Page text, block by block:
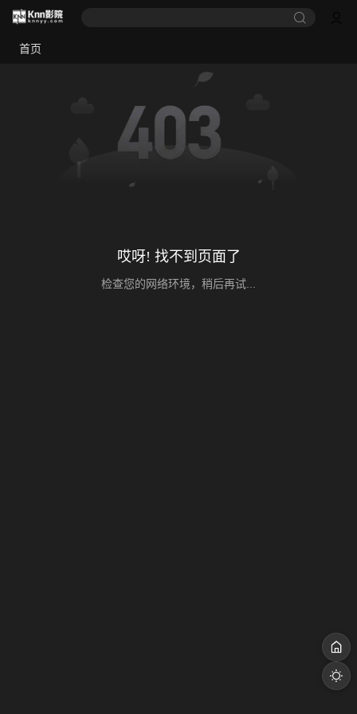
首页
哎呀! 找不到页面了
检查您的网络环境，稍后再试...